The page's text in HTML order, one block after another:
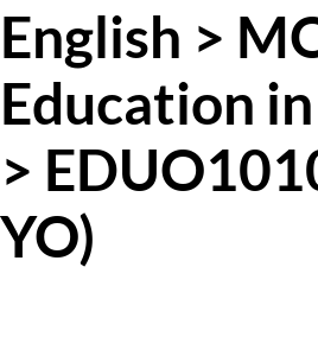
English >
Education
>
YO)